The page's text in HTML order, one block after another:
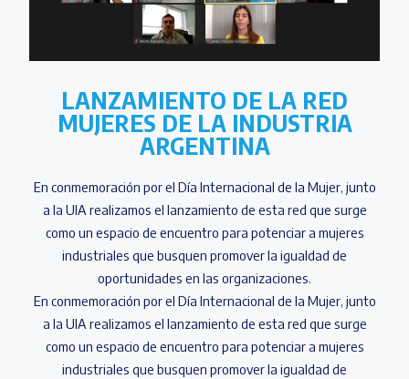
LANZAMIENTO DE LA RED
MUJERES DE LA INDUSTRIA
ARGENTINA
En conmemoración por el Día Internacional de la Mujer, junto
a la UIA realizamos el lanzamiento de esta red que surge
como un espacio de encuentro para potenciar a mujeres
industriales que busquen promover la igualdad de
oportunidades en las organizaciones.
En conmemoración por el Día Internacional de la Mujer, junto
a la UIA realizamos el lanzamiento de esta red que surge
como un espacio de encuentro para potenciar a mujeres
industriales que busquen promover la igualdad de